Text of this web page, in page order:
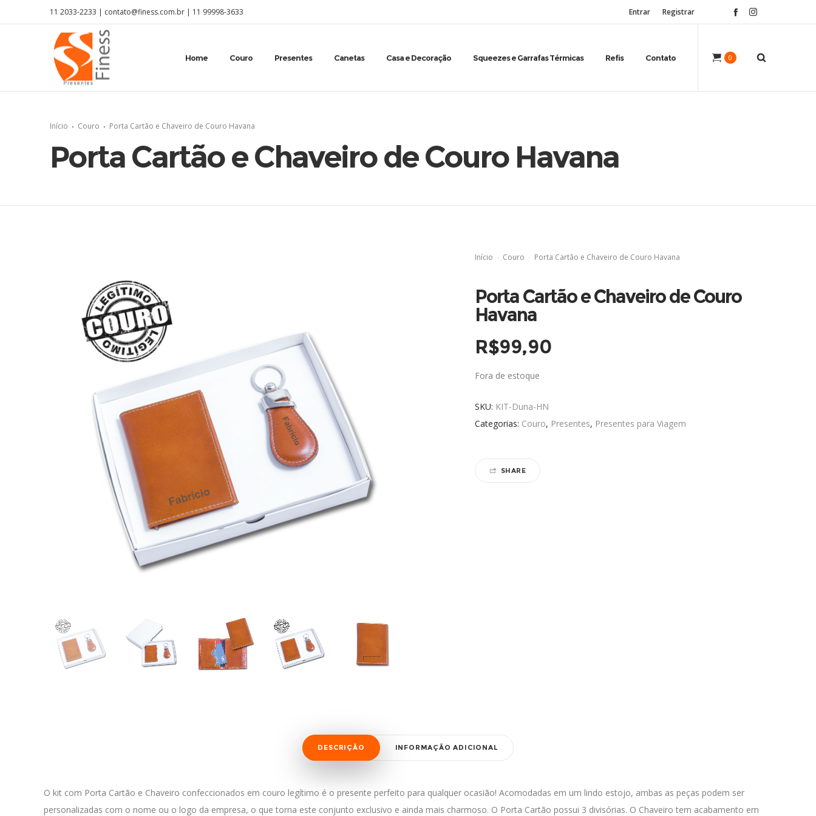
11 2033-2233 | contato@finess.com.br | 11 99998-3633 Entrar Registrar
0
Home Couro Presentes Canetas Casa e Decoração Squeezes e Garrafas Térmicas Refis Contato
Início Couro Porta Cartão e Chaveiro de Couro Havana
Porta Cartão e Chaveiro de Couro Havana
Início Couro Porta Cartão e Chaveiro de Couro Havana
Porta Cartão e Chaveiro de Couro
Havana
R$99,90
Fora de estoque
SKU: KIT-Duna-HN
Categorias: Couro, Presentes, Presentes para Viagem
SHARE
DESCRIÇÃO INFORMAÇÃO ADICIONAL
O kit com Porta Cartão e Chaveiro confeccionados em couro legítimo é o presente perfeito para qualquer ocasião! Acomodadas em um lindo estojo, ambas as peças podem ser
personalizadas com o nome ou o logo da empresa, o que torna este conjunto exclusivo e ainda mais charmoso. O Porta Cartão possui 3 divisórias. O Chaveiro tem acabamento em